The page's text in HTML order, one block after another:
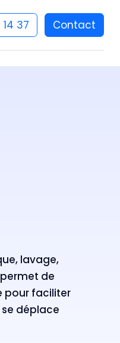
37 Contact
lavage,
de
pour faciliter
déplace